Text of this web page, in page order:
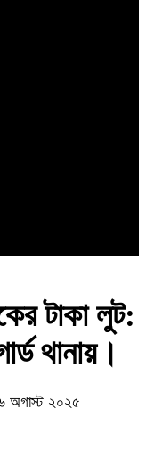
টাকা লুট:
থানায়।
অগাস্ট ২০২৫